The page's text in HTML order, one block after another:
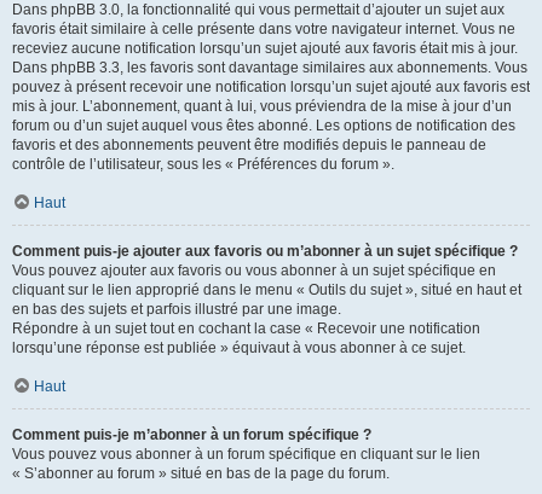
Dans phpBB 3.0, la fonctionnalité qui vous permettait d’ajouter un sujet aux
favoris était similaire à celle présente dans votre navigateur internet. Vous ne
receviez aucune notification lorsqu’un sujet ajouté aux favoris était mis à jour.
Dans phpBB 3.3, les favoris sont davantage similaires aux abonnements. Vous
pouvez à présent recevoir une notification lorsqu’un sujet ajouté aux favoris est
mis à jour. L’abonnement, quant à lui, vous préviendra de la mise à jour d’un
forum ou d’un sujet auquel vous êtes abonné. Les options de notification des
favoris et des abonnements peuvent être modifiés depuis le panneau de
contrôle de l’utilisateur, sous les « Préférences du forum ».
Haut
Comment puis-je ajouter aux favoris ou m’abonner à un sujet spécifique ?
Vous pouvez ajouter aux favoris ou vous abonner à un sujet spécifique en
cliquant sur le lien approprié dans le menu « Outils du sujet », situé en haut et
en bas des sujets et parfois illustré par une image.
Répondre à un sujet tout en cochant la case « Recevoir une notification
lorsqu’une réponse est publiée » équivaut à vous abonner à ce sujet.
Haut
Comment puis-je m’abonner à un forum spécifique ?
Vous pouvez vous abonner à un forum spécifique en cliquant sur le lien
« S’abonner au forum » situé en bas de la page du forum.